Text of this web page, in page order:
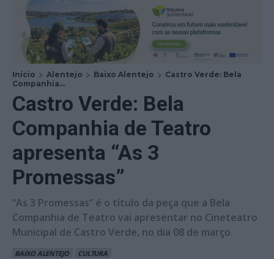
Início Alentejo Baixo Alentejo
Castro Verde: Bela
Companhia...
Castro Verde: Bela
Companhia de Teatro
apresenta “As 3
Promessas”
“As 3 Promessas” é o título da peça que a Bela
Companhia de Teatro vai apresentar no Cineteatro
Municipal de Castro Verde, no dia 08 de março.
BAIXO ALENTEJO CULTURA